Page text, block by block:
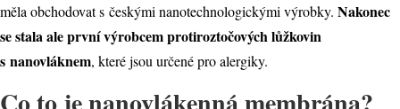
měla obchodovat s českými nanotechnologickými výrobky. Nakonec
se stala ale první výrobcem protiroztočových lůžkovin
s nanovláknem, které jsou určené pro alergiky.